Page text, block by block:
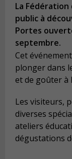
La
public à
Portes
septembre.
Cet
plonger dans
et de goûter à
Les visiteurs,
diverses
ateliers
dégustations